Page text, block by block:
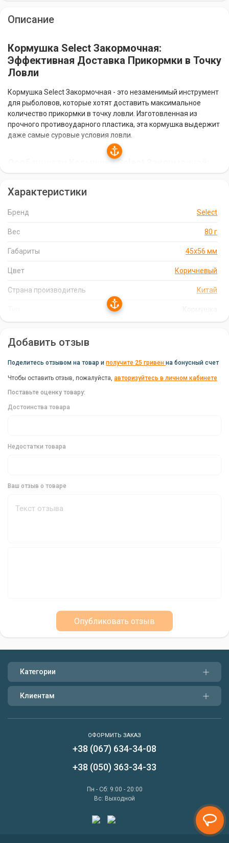
Описание
Кормушка Select Закормочная:
Эффективная Доставка Прикормки в Точку
Ловли
Кормушка Select Закормочная - это незаменимый инструмент
для рыболовов, которые хотят доставить максимальное
количество прикормки в точку ловли. Изготовленная из
прочного противоударного пластика, эта кормушка выдержит
даже самые суровые условия ловли.
Особенности Кормушки Select Закормочной:
прикормки.
для быстрого подъема оснастки при
Различные веса
для использования в различных условиях
ловли и с удилищами разной мощности.
карповиками.
Характеристики Кормушки Select
Вес:80 г.
Цвет:коричневый.
Производитель: Select.
Эффективная доставка прикормки в точку ловли.
ловли.
доставкой прикормки в точку ловли!
Характеристики
Бренд Select
Вес 80 г
Габариты 45х56 мм
Цвет Коричневый
Страна производитель Китай
Добавить отзыв
Поделитесь отзывом на товар и получите 25 гривен на бонусный счет
Чтобы оставить отзыв, пожалуйста, авторизуйтесь в личном кабинете
Поставьте оценку товару:
Достоинства товара
Недостатки товара
Ваш отзыв о товаре
Опубликовать отзыв
Категории
Клиентам
ОФОРМИТЬ ЗАКАЗ
+38 (067) 634-34-08
+38 (050) 363-34-33
Пн - Сб: 9:00 - 20:00
Вс: Выходной